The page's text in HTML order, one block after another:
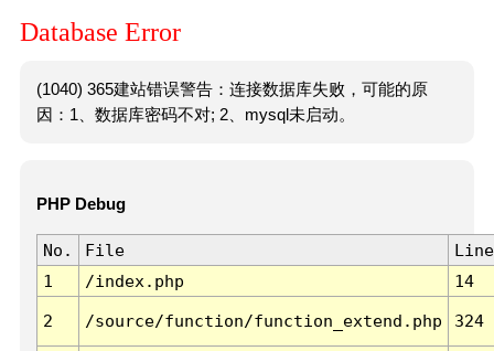
Database Error
(1040) 365建站错误警告：连接数据库失败，可能的原
因：1、数据库密码不对; 2、mysql未启动。
PHP Debug
No. File
Line
1
/index.php 14
2 /source/function/function_extend.php 324